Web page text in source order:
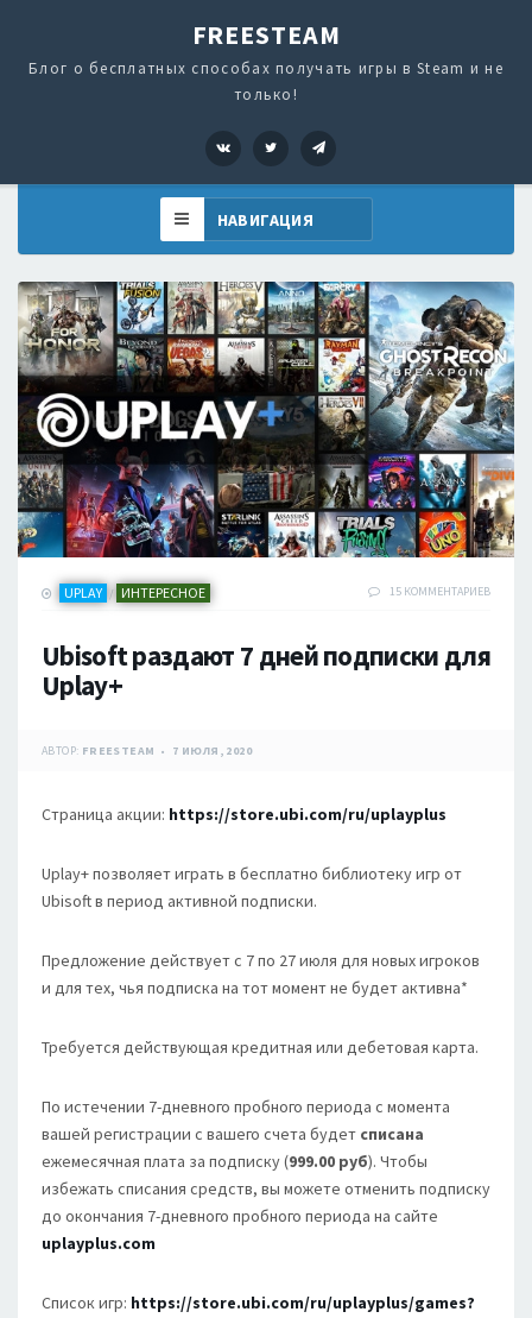
FREESTEAM
Блог о бесплатных способах получать игры в Steam и не
только!
VK Twitter
UPLAY / ИНТЕРЕСНОЕ 15 КОММЕНТАРИЕВ
Ubisoft раздают 7 дней подписки для
Uplay+
АВТОР: FREESTEAM 7 ИЮЛЯ, 2020
Страница акции: https://store.ubi.com/ru/uplayplus
Uplay+ позволяет играть в бесплатно библиотеку игр от
Ubisoft в период активной подписки.
Предложение действует с 7 по 27 июля для новых игроков
и для тех, чья подписка на тот момент не будет активна*
Требуется действующая кредитная или дебетовая карта.
По истечении 7-дневного пробного периода с момента
вашей регистрации с вашего счета будет списана
ежемесячная плата за подписку (999.00 руб). Чтобы
избежать списания средств, вы можете отменить подписку
до окончания 7-дневного пробного периода на сайте
uplayplus.com
Список игр: https://store.ubi.com/ru/uplayplus/games?